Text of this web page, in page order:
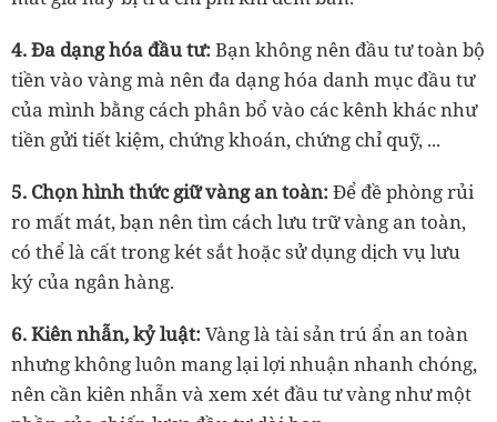
4. Đa dạng hóa đầu tư:Bạn không nên đầu tư toàn bộ
tiền vào vàng mà nên đa dạng hóa danh mục đầu tư
của mình bằng cách phân bổ vào các kênh khác như
tiền gửi tiết kiệm, chứng khoán, chứng chỉ quỹ, ...
5. Chọn hình thức giữ vàng an toàn:Để đề phòng rủi
ro mất mát, bạn nên tìm cách lưu trữ vàng an toàn,
có thể là cất trong két sắt hoặc sử dụng dịch vụ lưu
ký của ngân hàng.
6. Kiên nhẫn, kỷ luật:Vàng là tài sản trú ẩn an toàn
nhưng không luôn mang lại lợi nhuận nhanh chóng,
nên cần kiên nhẫn và xem xét đầu tư vàng như một